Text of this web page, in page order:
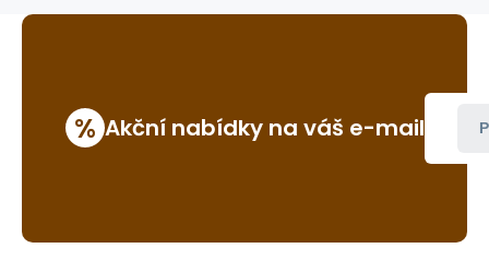
% Akční nabídky na váš e-mail